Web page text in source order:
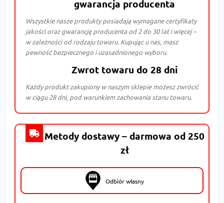
gwarancja producenta
Wszystkie nasze produkty posiadają wymagane certyfikaty
jakości oraz gwarancję producenta od 2 do 30 lat i więcej –
w zależności od rodzaju towaru. Kupując u nas, masz
pewność bezpiecznego i uzasadnionego wyboru.
Zwrot towaru do 28 dni
Każdy produkt zakupiony w naszym sklepie możesz zwrócić
w ciągu 28 dni, pod warunkiem zachowania stanu towaru.
Metody dostawy – darmowa od 250
zł
Odbiór własny